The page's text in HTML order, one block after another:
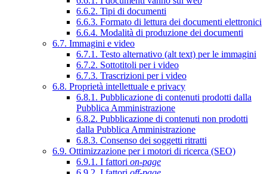
6.6.2. Tipi di documenti
6.6.3. Formato di lettura dei documenti elettronici
6.6.4. Modalità di produzione dei documenti
6.7. Immagini e video
6.7.1. Testo alternativo (alt text) per le immagini
6.7.2. Sottotitoli per i video
6.7.3. Trascrizioni per i video
6.8. Proprietà intellettuale e privacy
6.8.1. Pubblicazione di contenuti prodotti dalla
Pubblica Amministrazione
6.8.2. Pubblicazione di contenuti non prodotti
dalla Pubblica Amministrazione
6.8.3. Consenso dei soggetti ritratti
6.9. Ottimizzazione per i motori di ricerca (SEO)
6.9.1. I fattori on-page